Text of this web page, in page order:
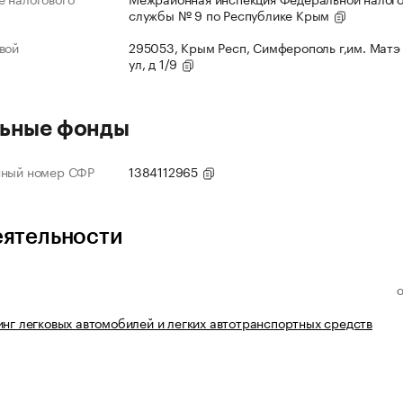
службы № 9 по Республике Крым
295053, Крым Респ, Симферополь г,им. Матэ
ул, д 1/9
фонды
номер СФР 1384112965
легковых автомобилей и легких автотранспортных средств